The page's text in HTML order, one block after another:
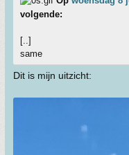
volgende:
[..]
same
Dit is mijn uitzicht: